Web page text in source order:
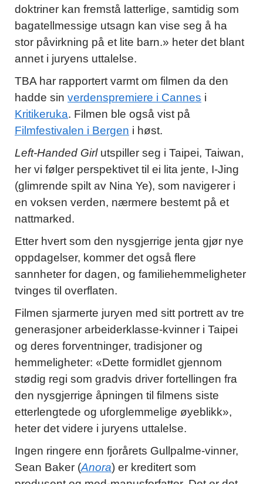
doktriner kan fremstå latterlige, samtidig som
bagatellmessige utsagn kan vise seg å ha
stor påvirkning på et lite barn.» heter det blant
annet i juryens uttalelse.
TBA har rapportert varmt om filmen da den
hadde sin verdenspremiere i Cannes i
Kritikeruka. Filmen ble også vist på
Filmfestivalen i Bergen i høst.
Left-Handed Girl utspiller seg i Taipei, Taiwan,
her vi følger perspektivet til ei lita jente, I-Jing
(glimrende spilt av Nina Ye), som navigerer i
en voksen verden, nærmere bestemt på et
nattmarked.
Etter hvert som den nysgjerrige jenta gjør nye
oppdagelser, kommer det også flere
sannheter for dagen, og familiehemmeligheter
tvinges til overflaten.
Filmen sjarmerte juryen med sitt portrett av tre
generasjoner arbeiderklasse-kvinner i Taipei
og deres forventninger, tradisjoner og
hemmeligheter: «Dette formidlet gjennom
stødig regi som gradvis driver fortellingen fra
den nysgjerrige åpningen til filmens siste
etterlengtede og uforglemmelige øyeblikk»,
heter det videre i juryens uttalelse.
Ingen ringere enn fjorårets Gullpalme-vinner,
Sean Baker (Anora) er kreditert som